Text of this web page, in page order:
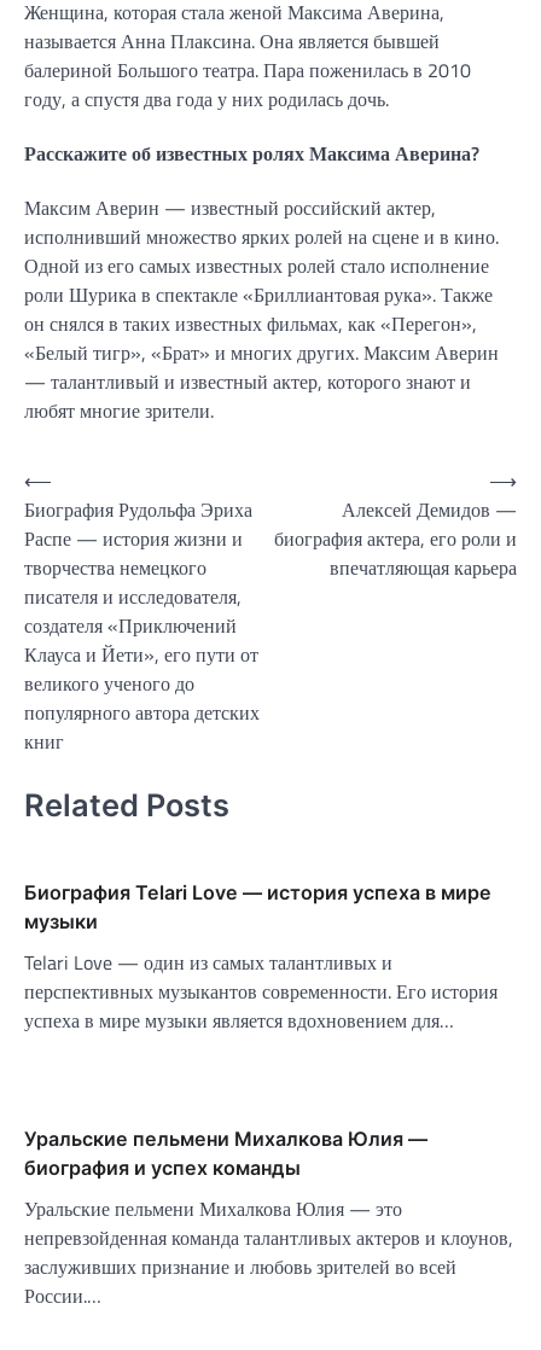
Женщина, которая стала женой Максима Аверина,
называется Анна Плаксина. Она является бывшей
балериной Большого театра. Пара поженилась в 2010
году, а спустя два года у них родилась дочь.
Расскажите об известных ролях Максима Аверина?
Максим Аверин — известный российский актер,
исполнивший множество ярких ролей на сцене и в кино.
Одной из его самых известных ролей стало исполнение
роли Шурика в спектакле «Бриллиантовая рука». Также
он снялся в таких известных фильмах, как «Перегон»,
«Белый тигр», «Брат» и многих других. Максим Аверин
— талантливый и известный актер, которого знают и
любят многие зрители.
Навигация
по
записям
⟵
Биография Рудольфа Эриха
Распе — история жизни и
творчества немецкого
писателя и исследователя,
создателя «Приключений
Клауса и Йети», его пути от
великого ученого до
популярного автора детских
книг
Алексей Демидов —
биография актера, его роли и
впечатляющая карьера
⟶
Related Posts
Биография Telari Love — история успеха в мире
музыки
Telari Love — один из самых талантливых и
перспективных музыкантов современности. Его история
успеха в мире музыки является вдохновением для…
Уральские пельмени Михалкова Юлия —
биография и успех команды
Уральские пельмени Михалкова Юлия — это
непревзойденная команда талантливых актеров и клоунов,
заслуживших признание и любовь зрителей во всей
России.…